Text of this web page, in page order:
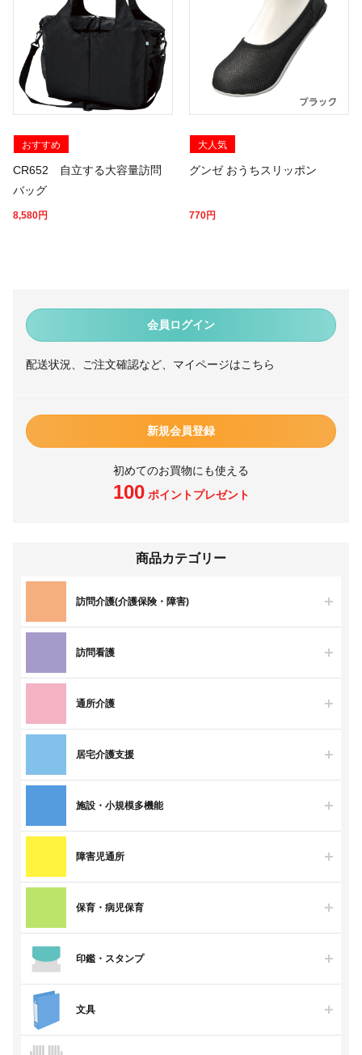
会員ログイン
配送状況、ご注文確認など、マイページはこちら
新規会員登録
初めてのお買物にも使える
100ポイントプレゼント
商品カテゴリー
訪問介護(介護保険・障害)
訪問看護
通所介護
居宅介護支援
施設・小規模多機能
障害児通所
保育・病児保育
印鑑・スタンプ
文具
おすすめ
CR652 自立する大容量訪問
バッグ
8,580円
大人気
グンゼ おうちスリッポン
770円